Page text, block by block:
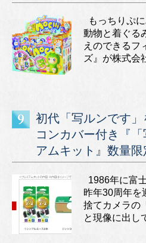
もっちりぷ
動物と着ぐる
えのできるフ
ズ』が株式会
初代「写ルンです
コンカバー付き『
アムキット』数量限
1986年に富
昨年30周年を
捨てカメラの
と現像に出し